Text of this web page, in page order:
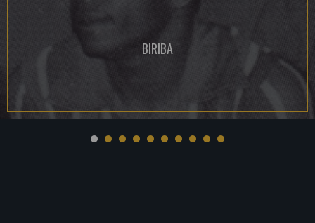
BIRIBA